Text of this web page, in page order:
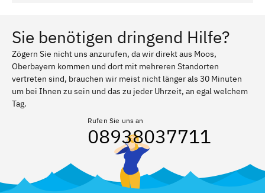
Sie benötigen dringend Hilfe?
Zögern Sie nicht uns anzurufen, da wir direkt aus Moos,
Oberbayern kommen und dort mit mehreren Standorten
vertreten sind, brauchen wir meist nicht länger als 30 Minuten
um bei Ihnen zu sein und das zu jeder Uhrzeit, an egal welchem
Tag.
Rufen Sie uns an
08938037711